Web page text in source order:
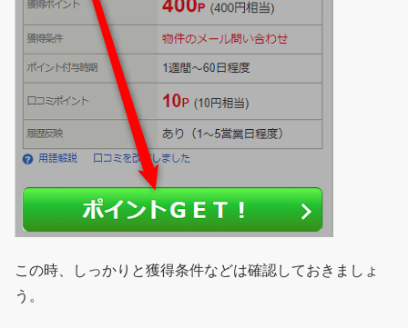
この時、しっかりと獲得条件などは確認しておきましょ
う。